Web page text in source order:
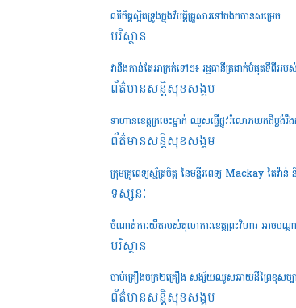
ឈឺចិត្តស្អិតទ្រូងក្នុងវិបត្តិគ្រួសារទៅចងកបានសម្រេច
បរិស្ថាន
វានឹងកាន់តែអាក្រក់ទៅៗ៖ រដ្ឋធានីត្រជាក់បំផុតទីពី
ព័ត៌មានសន្តិសុខ​សង្គម
ទាហានខេត្តក្រចេះម្នាក់ ឈូសធ្វើផ្លូវរំលោភយកដីប្លង់រឹង
ព័ត៌មានសន្តិសុខ​សង្គម
ក្រុមគ្រូពេទ្យស្ម័ត្រចិត្ត នៃមន្ទីរពេទ្យ Mackay ត
ទស្សនៈ
ចំណាត់ការយឺតរបស់តុលាការខេត្តព្រះវិហារ អាចប
បរិស្ថាន
ចាប់គ្រឿងចក្រ២គ្រឿង សង្ស័យឈូសឆាយដីព្រៃខុសច្ប
ព័ត៌មានសន្តិសុខ​សង្គម